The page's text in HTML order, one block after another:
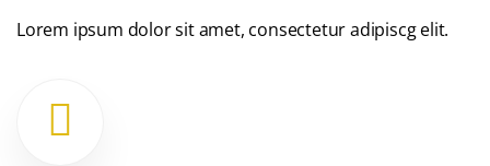
Lorem ipsum dolor sit amet, consectetur adipiscg elit.